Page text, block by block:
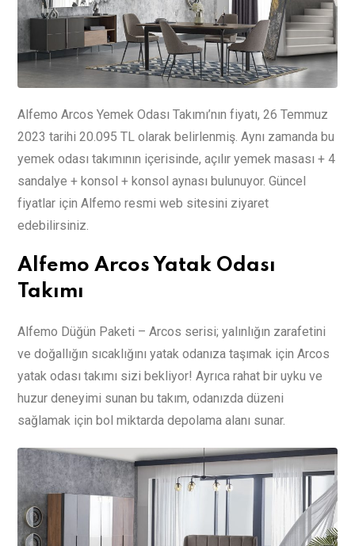
Alfemo Arcos Yemek Odası Takımı’nın fiyatı, 26 Temmuz
2023 tarihi 20.095 TL olarak belirlenmiş. Aynı zamanda bu
yemek odası takımının içerisinde, açılır yemek masası + 4
sandalye + konsol + konsol aynası bulunuyor. Güncel
fiyatlar için Alfemo resmi web sitesini ziyaret
edebilirsiniz.
Alfemo Arcos Yatak Odası
Takımı
Alfemo Düğün Paketi – Arcos serisi; yalınlığın zarafetini
ve doğallığın sıcaklığını yatak odanıza taşımak için Arcos
yatak odası takımı sizi bekliyor! Ayrıca rahat bir uyku ve
huzur deneyimi sunan bu takım, odanızda düzeni
sağlamak için bol miktarda depolama alanı sunar.